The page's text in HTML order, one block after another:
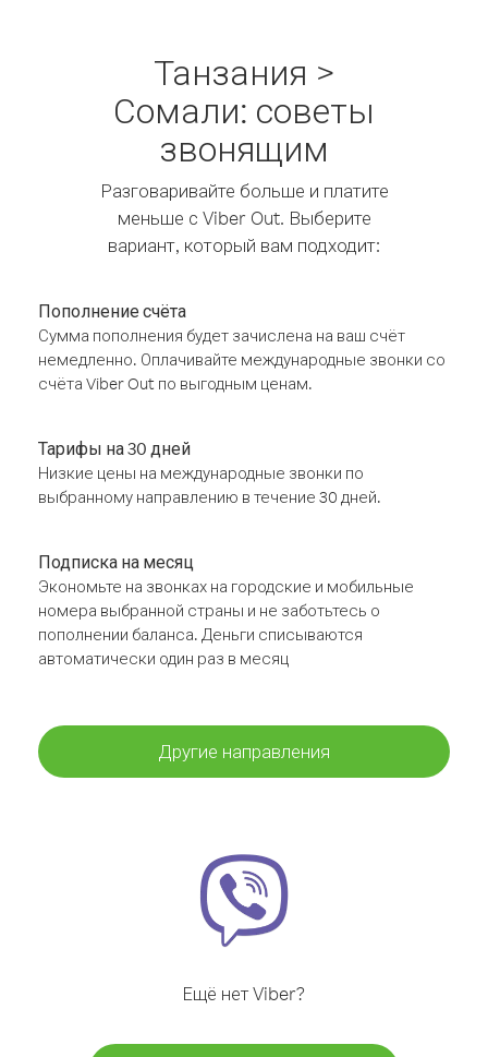
Танзания >
Сомали: советы
звонящим
Разговаривайте больше и платите
меньше с Viber Out. Выберите
вариант, который вам подходит:
Пополнение счёта
Сумма пополнения будет зачислена на ваш счёт
немедленно. Оплачивайте международные звонки со
счёта Viber Out по выгодным ценам.
Тарифы на 30 дней
Низкие цены на международные звонки по
выбранному направлению в течение 30 дней.
Подписка на месяц
Экономьте на звонках на городские и мобильные
номера выбранной страны и не заботьтесь о
пополнении баланса. Деньги списываются
автоматически один раз в месяц
Другие направления
Ещё нет Viber?